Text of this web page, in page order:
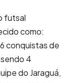
futsal
como:
conquistas de
4
do Jaraguá,